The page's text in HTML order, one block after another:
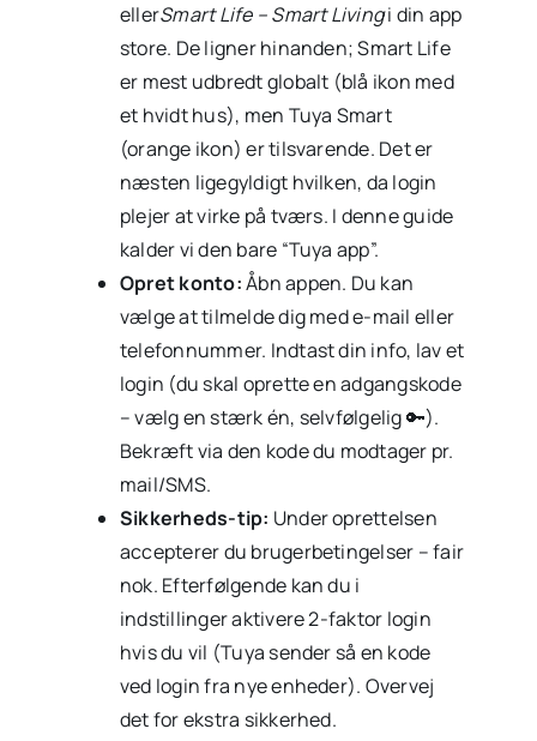
ellerSmart Life – Smart Livingi din app
store. De ligner hinanden; Smart Life
er mest udbredt globalt (blå ikon med
et hvidt hus), men Tuya Smart
(orange ikon) er tilsvarende. Det er
næsten ligegyldigt hvilken, da login
plejer at virke på tværs. I denne guide
kalder vi den bare “Tuya app”.
Opret konto:Åbn appen. Du kan
vælge at tilmelde dig med e-mail eller
telefonnummer. Indtast din info, lav et
login (du skal oprette en adgangskode
– vælg en stærk én, selvfølgelig 🔑).
Bekræft via den kode du modtager pr.
mail/SMS.
Sikkerheds-tip: Under oprettelsen
accepterer du brugerbetingelser – fair
nok. Efterfølgende kan du i
indstillinger aktivere 2-faktor login
hvis du vil (Tuya sender så en kode
ved login fra nye enheder). Overvej
det for ekstra sikkerhed.